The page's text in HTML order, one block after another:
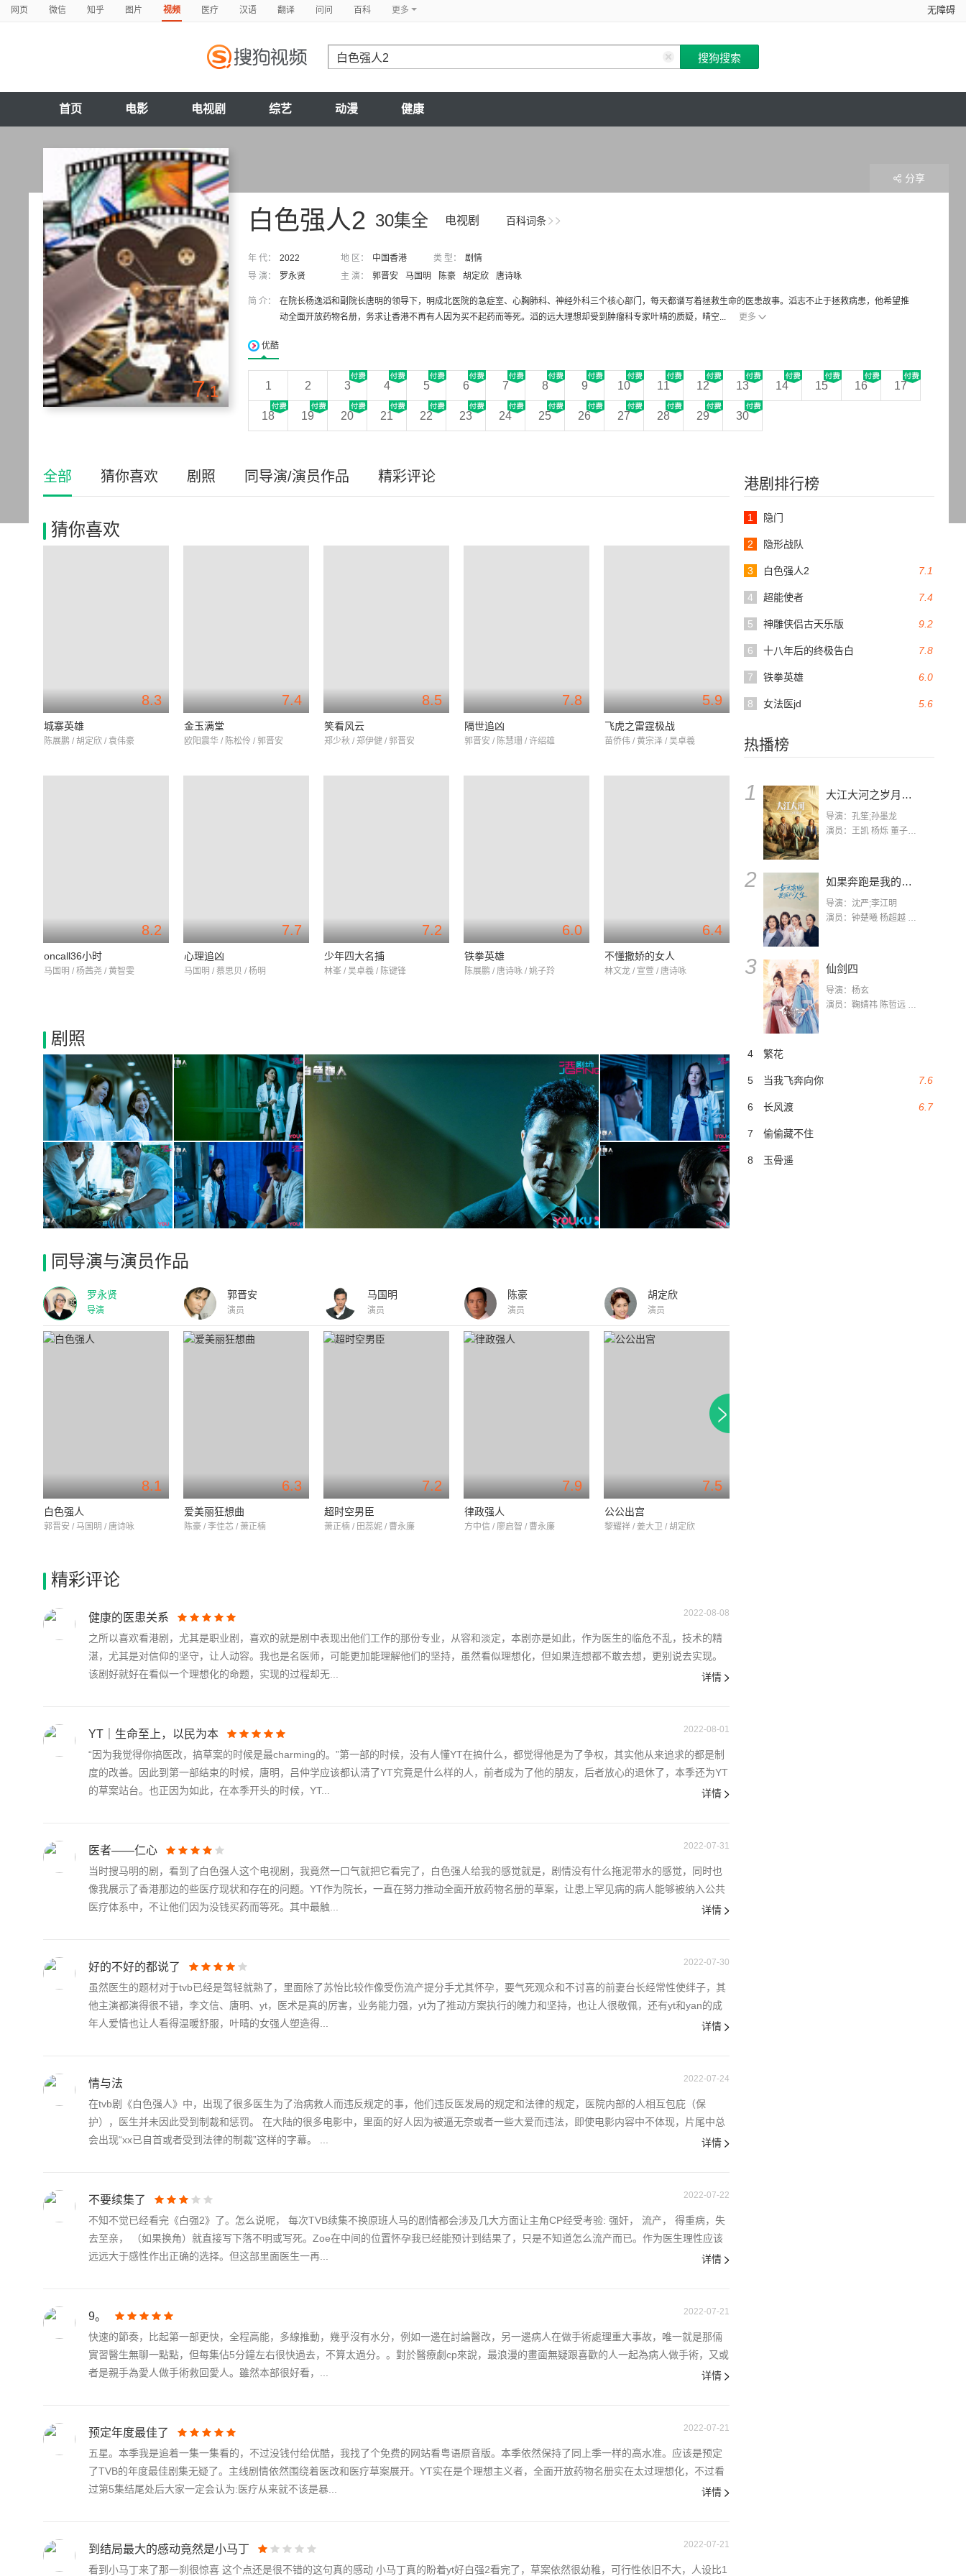
网页 微信 知乎 图片 视频 医疗 汉语 翻译 问问 百科 更多 无障碍
首页 电影 电视剧 综艺 动漫 健康
7.1
百科词条
30集全 电视剧
白色强人2
年 代： 2022 地 区： 中国香港 类 型：
剧情
导 演：
罗永贤 主 演： 郭晋安 马国明 陈豪 胡定欣 唐诗咏
简 介：
在院长杨逸滔和副院长唐明的领导下，明成北医院的急症室、心胸肺科、神经外科三个核心部门，每天都谱写着拯救生命的医患故事。滔志不止于拯救病患，他希望推
动全面开放药物名册，务求让香港不再有人因为买不起药而等死。滔的远大理想却受到肿瘤科专家叶晴的质疑，晴空...
更多
优酷
1 2 3 4 5 6 7 8 9 10 11 12 13 14 15 16 17
18 19 20 21 22 23 24 25 26 27 28 29 30
分享
港剧排行榜
1 隐门
2 隐形战队
7.1
3 白色强人2
7.4
4 超能使者
9.2
5 神雕侠侣古天乐版
7.8
6 十八年后的终极告白
6.0
7 铁拳英雄
5.6
8 女法医jd
热播榜
1 大江大河之岁月如歌
导演：孔笙;孙墨龙
演员：王凯 杨烁 董子健 杨采钰 张佳宁 练练 林栋甫 房子斌
2 如果奔跑是我的人生
导演：沈严;李江明
演员：钟楚曦 杨超越 许娣 陈小艺 侯雯元 宋洋 王宥钧 李添诺
3 仙剑四
导演：杨玄
演员：鞠婧祎 陈哲远 茅子俊 毛晓慧 王媛可 张志浩 林枫松 张帆（演员）
4 繁花
7.6
5 当我飞奔向你
6.7
6 长风渡
7 偷偷藏不住
8 玉骨遥
全部 猜你喜欢 剧照 同导演/演员作品 精彩评论
猜你喜欢
8.3
城寨英雄
陈展鹏 / 胡定欣 / 袁伟豪
7.4
金玉满堂
欧阳震华 / 陈松伶 / 郭晋安
8.5
笑看风云
郑少秋 / 郑伊健 / 郭晋安
7.8
隔世追凶
郭晋安 / 陈慧珊 / 许绍雄
5.9
飞虎之雷霆极战
苗侨伟 / 黄宗泽 / 吴卓羲
8.2
oncall36小时
马国明 / 杨茜尧 / 黄智雯
7.7
心理追凶
马国明 / 蔡思贝 / 杨明
7.2
少年四大名捕
林峯 / 吴卓羲 / 陈键锋
6.0
铁拳英雄
陈展鹏 / 唐诗咏 / 姚子羚
6.4
不懂撒娇的女人
林文龙 / 宣萱 / 唐诗咏
剧照
同导演与演员作品
罗永贤
导演
郭晋安
演员
马国明
演员
陈豪
演员
胡定欣
演员
8.1
白色强人
郭晋安 / 马国明 / 唐诗咏
6.3
爱美丽狂想曲
陈豪 / 李佳芯 / 萧正楠
7.2
超时空男臣
萧正楠 / 田蕊妮 / 曹永廉
7.9
律政强人
方中信 / 廖启智 / 曹永廉
7.5
公公出宫
黎耀祥 / 姜大卫 / 胡定欣
精彩评论
健康的医患关系 2022-08-08
之所以喜欢看港剧，尤其是职业剧，喜欢的就是剧中表现出他们工作的那份专业，从容和淡定，本剧亦是如此，作为医生的临危不乱，技术的精
湛，尤其是对信仰的坚守，让人动容。我也是名医师，可能更加能理解他们的坚持，虽然看似理想化，但如果连想都不敢去想，更别说去实现。
该剧好就好在看似一个理想化的命题，实现的过程却无...
详情
YT｜生命至上，以民为本 2022-08-01
“因为我觉得你搞医改，搞草案的时候是最charming的。”第一部的时候，没有人懂YT在搞什么，都觉得他是为了争权，其实他从来追求的都是制
度的改善。因此到第一部结束的时候，唐明，吕仲学应该都认清了YT究竟是什么样的人，前者成为了他的朋友，后者放心的退休了，本季还为YT
的草案站台。也正因为如此，在本季开头的时候，YT...
详情
医者——仁心 2022-07-31
当时搜马明的剧，看到了白色强人这个电视剧，我竟然一口气就把它看完了，白色强人给我的感觉就是，剧情没有什么拖泥带水的感觉，同时也
像我展示了香港那边的些医疗现状和存在的问题。YT作为院长，一直在努力推动全面开放药物名册的草案，让患上罕见病的病人能够被纳入公共
医疗体系中，不让他们因为没钱买药而等死。其中最触...
详情
好的不好的都说了 2022-07-30
虽然医生的题材对于tvb已经是驾轻就熟了，里面除了苏怡比较作像受伤流产提分手尤其怀孕，要气死观众和不讨喜的前妻台长经常性使绊子，其
他主演都演得很不错，李文信、唐明、yt，医术是真的厉害，业务能力强，yt为了推动方案执行的魄力和坚持，也让人很敬佩，还有yt和yan的成
年人爱情也让人看得温暖舒服，叶晴的女强人塑造得...
详情
情与法 2022-07-24
在tvb剧《白色强人》中，出现了很多医生为了治病救人而违反规定的事，他们违反医发局的规定和法律的规定，医院内部的人相互包庇（保
护），医生并未因此受到制裁和惩罚。 在大陆的很多电影中，里面的好人因为被逼无奈或者一些大爱而违法，即使电影内容中不体现，片尾中总
会出现“xx已自首或者受到法律的制裁”这样的字幕。 ...
详情
不要续集了 2022-07-22
不知不觉已经看完《白强2》了。怎么说呢， 每次TVB续集不换原班人马的剧情都会涉及几大方面让主角CP经受考验: 强奸， 流产， 得重病，失
去至亲， （如果换角）就直接写下落不明或写死。Zoe在中间的位置怀孕我已经能预计到结果了，只是不知道怎么流产而已。作为医生理性应该
远远大于感性作出正确的选择。但这部里面医生一再...
详情
9。 2022-07-21
快速的節奏，比起第一部更快，全程高能，多線推動，幾乎沒有水分，例如一邊在討論醫改，另一邊病人在做手術處理重大事故，唯一就是那倆
實習醫生無聊一點點，但每集佔5分鐘左右很快過去，不算太過分。。對於醫療劇cp來說，最浪漫的畫面無疑跟喜歡的人一起為病人做手術，又或
者是親手為愛人做手術救回愛人。雖然本部很好看，...
详情
预定年度最佳了 2022-07-21
五星。本季我是追着一集一集看的，不过没钱付给优酷，我找了个免费的网站看粤语原音版。本季依然保持了同上季一样的高水准。应该是预定
了TVB的年度最佳剧集无疑了。主线剧情依然围绕着医改和医疗草案展开。YT实在是个理想主义者，全面开放药物名册实在太过理想化，不过看
过第5集结尾处后大家一定会认为:医疗从来就不该是暴...
详情
到结局最大的感动竟然是小马丁 2022-07-21
看到小马丁来了那一刹很惊喜 这个点还是很不错的这句真的感动 小马丁真的盼着yt好白强2看完了，草案依然很幼稚，可行性依旧不大，人设比1